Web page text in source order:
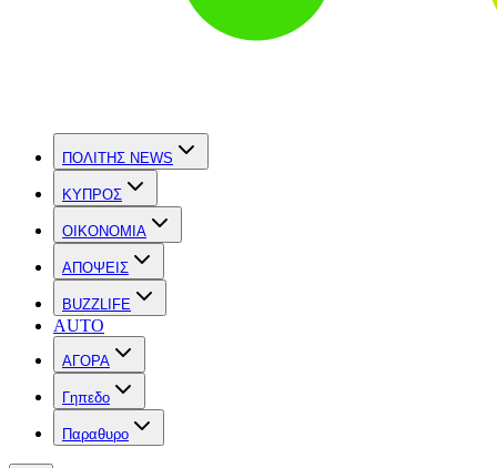
ΠΟΛΙΤΗΣ NEWS
ΚΥΠΡΟΣ
OIKONOMIA
ΑΠΟΨΕΙΣ
BUZZLIFE
AUTO
ΑΓΟΡΑ
Γηπεδο
Παραθυρο